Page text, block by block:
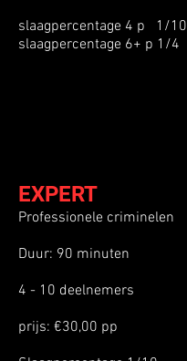
slaagpercentage 4 p 1/10
slaagpercentage 6+ p 1/4
EXPERT
Professionele criminelen
Duur: 90 minuten
4 - 10 deelnemers
prijs: €30,00 pp